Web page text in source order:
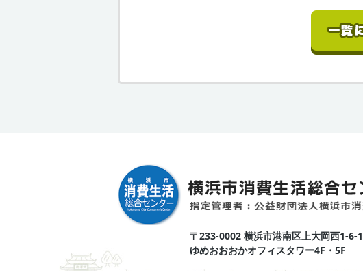
〒233-0002 横浜市港南区上大岡西1-6-1
ゆめおおおかオフィスタワー4F・5F